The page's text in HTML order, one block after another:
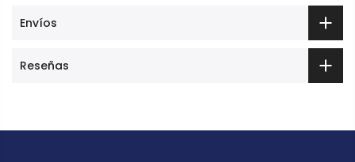
Envíos
Reseñas